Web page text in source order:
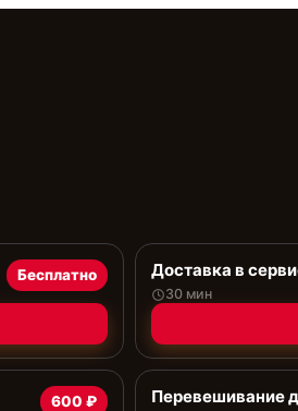
Бесплатно Доставка в
30 мин
600 ₽ Перевешивание